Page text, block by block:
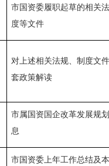
市国资委履职起草的相关
度等文件
对上述相关法规、制度文
套政策解读
市属国资国企改革发展规
息
市国资委上年工作总结及